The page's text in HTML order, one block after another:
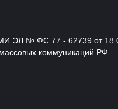
ЭЛ № ФС 77 - 62739 от
коммуникаций РФ.